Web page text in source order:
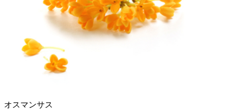
オスマンサス